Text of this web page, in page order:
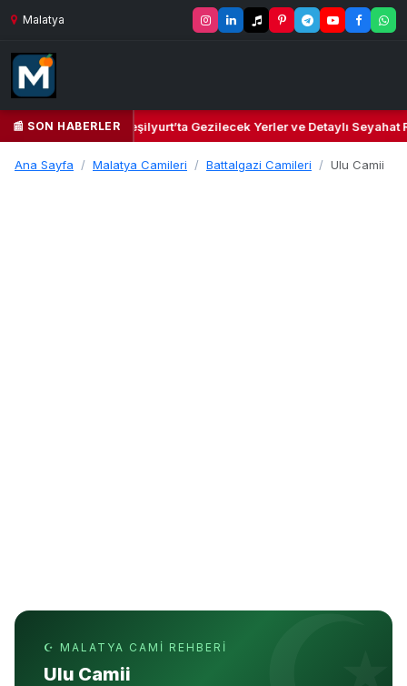
Malatya
📰 SON HABERLER
ve Kültür Cenneti: Yeşilyurt’ta Gezilecek Yerler ve Detaylı Seyahat
Ana Sayfa Malatya Camileri Battalgazi Camileri Ulu Camii
☪ MALATYA CAMI REHBERI
Ulu Camii